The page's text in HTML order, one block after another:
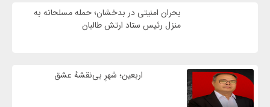
بحران امنیتی در بدخشان؛ حمله مسلحانه به
منزل رئیس ستاد ارتش طالبان
اربعین؛ شهرِ بی‌نقشهٔ عشق